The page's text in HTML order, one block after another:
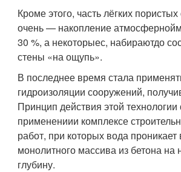
Кроме этого, часть лёгких
очень — накопление
30 %, а некоторыес, набираютдо
стены «на ощупь».
В последнее время стала
гидроизоляции сооружений,
Принцип действия этой
применениии комплексе
работ, при которых вода проникает
монолитного массива из бетона на
глубину.